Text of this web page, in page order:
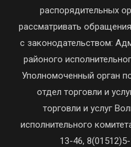
распорядительных
рассматривать
с законодательством:
районого
Уполномоченный орган
отдел торговли и
торговли и услуг
исполнительного
13-46,